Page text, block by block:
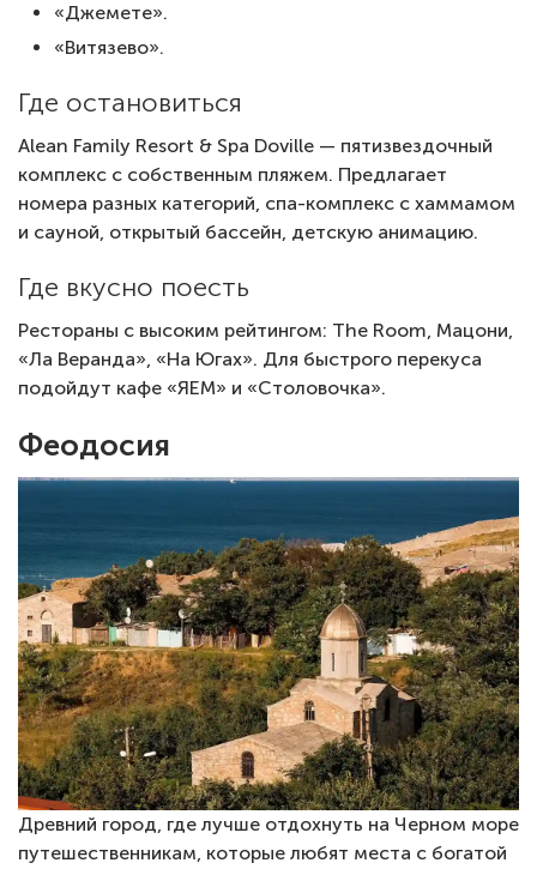
«Джемете».
«Витязево».
Где остановиться
Alean Family Resort & Spa Doville — пятизвездочный
комплекс с собственным пляжем. Предлагает
номера разных категорий, спа-комплекс с хаммамом
и сауной, открытый бассейн, детскую анимацию.
Где вкусно поесть
Рестораны с высоким рейтингом: The Room, Мацони,
«Ла Веранда», «На Югах». Для быстрого перекуса
подойдут кафе «ЯЕМ» и «Столовочка».
Феодосия
Древний город, где лучше отдохнуть на Черном море
путешественникам, которые любят места с богатой